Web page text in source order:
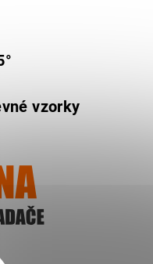
vzorky